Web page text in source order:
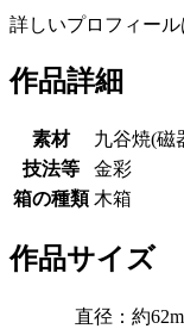
詳しいプロフィール
作品詳細
素材
九谷焼(磁
技法等
金彩
箱の種類 木箱
作品サイズ
直径：約